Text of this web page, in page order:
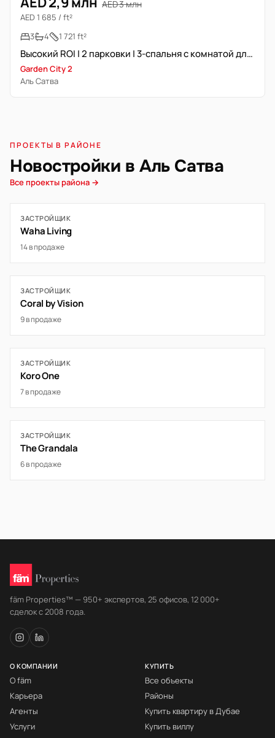
AED 3 млн
AED 1 685 / ft²
3
4 1 721 ft²
Высокий ROI | 2 парковки | 3-спальня с комнатой для прислуги
Garden City 2
Аль Сатва
ПРОЕКТЫ В РАЙОНЕ
Новостройки в Аль Сатва
Все проекты района →
ЗАСТРОЙЩИК
Waha Living
14 в продаже
ЗАСТРОЙЩИК
Coral by Vision
9 в продаже
ЗАСТРОЙЩИК
Koro One
7 в продаже
ЗАСТРОЙЩИК
The Grandala
6 в продаже
fäm Properties™ — 950+ экспертов, 25 офисов, 12 000+
сделок с 2008 года.
О КОМПАНИИ
О fäm
Карьера
Агенты
Услуги
КУПИТЬ
Все объекты
Районы
Купить квартиру в Дубае
Купить виллу